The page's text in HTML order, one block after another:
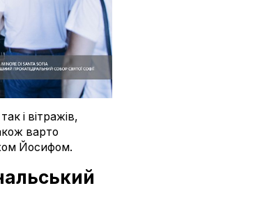
і вітражів,
варто
Йосифом.